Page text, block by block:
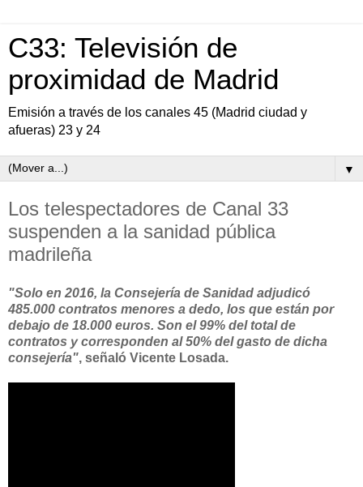
C33: Televisión de
proximidad de Madrid
Emisión a través de los canales 45 (Madrid ciudad y
afueras) 23 y 24
▼
Los telespectadores de Canal 33
suspenden a la sanidad pública
madrileña
"Solo en 2016, la Consejería de Sanidad adjudicó
485.000 contratos menores a dedo, los que están por
debajo de 18.000 euros. Son el 99% del total de
contratos y corresponden al 50% del gasto de dicha
consejería", señaló Vicente Losada.